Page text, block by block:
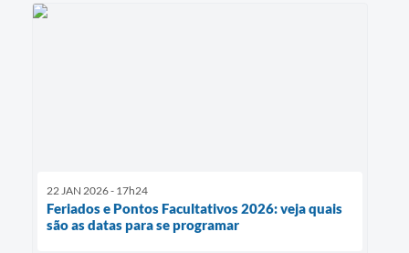
22 JAN 2026 - 17h24
Feriados e Pontos Facultativos 2026: veja quais
são as datas para se programar